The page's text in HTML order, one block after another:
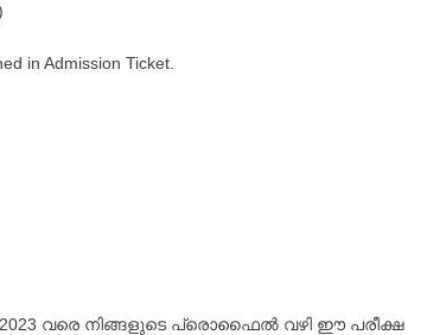
in Admission Ticket.
2023 വരെ നിങ്ങളുടെ പ്രൊഫൈൽ വഴി ഈ പരീക്ഷ